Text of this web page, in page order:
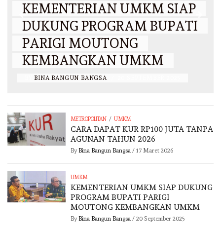
KEMENTERIAN UMKM SIAP
DUKUNG PROGRAM BUPATI
PARIGI MOUTONG
KEMBANGKAN UMKM
BINA BANGUN BANGSA
METROPOLITAN / UMKM
CARA DAPAT KUR RP100 JUTA TANPA
AGUNAN TAHUN 2026
By Bina Bangun Bangsa / 17 Maret 2026
UMKM
KEMENTERIAN UMKM SIAP DUKUNG
PROGRAM BUPATI PARIGI
MOUTONG KEMBANGKAN UMKM
By Bina Bangun Bangsa / 20 September 2025